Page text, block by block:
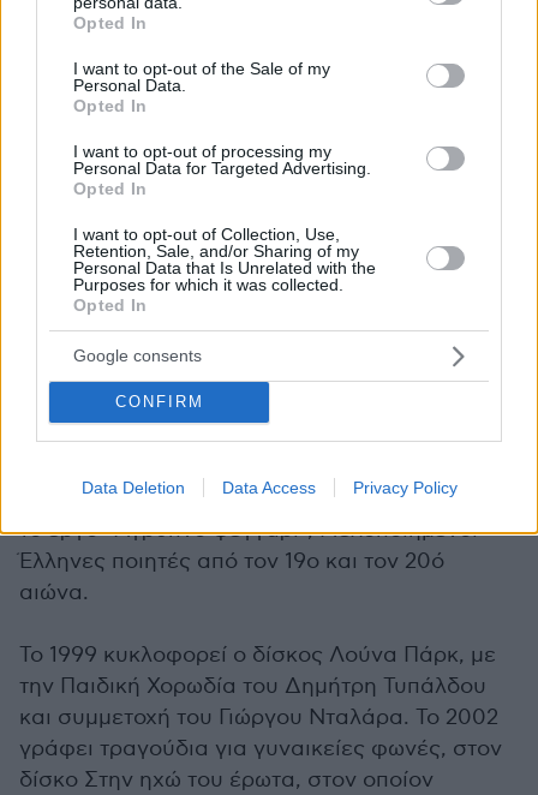
grant or deny consent to Google and its third-party tags to
use your data for below specified purposes in below Google
consent section.
Opted In
I want to opt-out of the Sale of my
Personal Data.
Opted In
I want to opt-out of processing my
Personal Data for Targeted Advertising.
Opted In
I want to opt-out of Collection, Use,
Retention, Sale, and/or Sharing of my
Personal Data that Is Unrelated with the
Purposes for which it was collected.
Opted In
Google consents
CONFIRM
Data Deletion Data Access Privacy Policy
Στο ίδιο πνεύμα, το 2018 ξεκίνησε τη σειρά
Το 2019 κυκλοφόρησε από τις εκδόσεις IANOS
το έργο “Άγρυπνο φεγγάρι”, Μελοποιημένοι
Έλληνες ποιητές από τον 19ο και τον 20ό
αιώνα.
Το 1999 κυκλοφορεί ο δίσκος Λούνα Πάρκ, με
την Παιδική Χορωδία του Δημήτρη Τυπάλδου
και συμμετοχή του Γιώργου Νταλάρα. Το 2002
γράφει τραγούδια για γυναικείες φωνές, στον
δίσκο Στην ηχώ του έρωτα, στον οποίον